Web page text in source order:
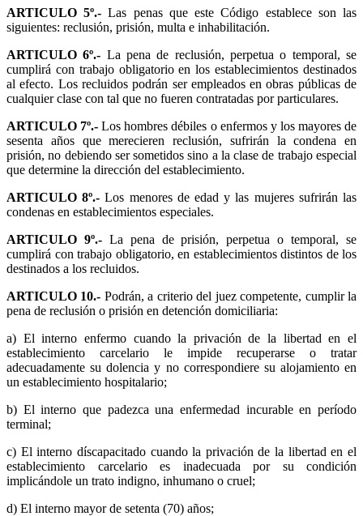
ARTICULO 5º.- Las penas que este Código establece son las
siguientes: reclusión, prisión, multa e inhabilitación.
ARTICULO 6º.- La pena de reclusión, perpetua o temporal, se
cumplirá con trabajo obligatorio en los establecimientos destinados
al efecto. Los recluidos podrán ser empleados en obras públicas de
cualquier clase con tal que no fueren contratadas por particulares.
ARTICULO 7º.- Los hombres débiles o enfermos y los mayores de
sesenta años que merecieren reclusión, sufrirán la condena en
prisión, no debiendo ser sometidos sino a la clase de trabajo especial
que determine la dirección del establecimiento.
ARTICULO 8º.- Los menores de edad y las mujeres sufrirán las
condenas en establecimientos especiales.
ARTICULO 9º.-La pena de prisión, perpetua o temporal, se
cumplirá con trabajo obligatorio, en establecimientos distintos de los
destinados a los recluidos.
ARTICULO 10.- Podrán, a criterio del juez competente, cumplir la
pena de reclusión o prisión en detención domiciliaria:
a) El interno enfermo cuando la privación de la libertad en el
establecimiento carcelario le impide recuperarse o tratar
adecuadamente su dolencia y no correspondiere su alojamiento en
un establecimiento hospitalario;
b) El interno que padezca una enfermedad incurable en período
terminal;
c) El interno díscapacitado cuando la privación de la libertad en el
establecimiento carcelario es inadecuada por su condición
implicándole un trato indigno, inhumano o cruel;
d) El interno mayor de setenta (70) años;